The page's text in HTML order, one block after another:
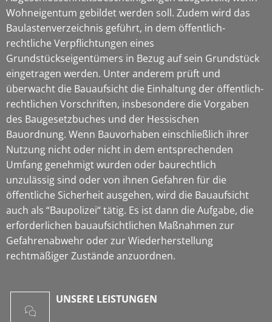
Wohneigentum gebildet werden soll. Zudem wird das
Baulastenverzeichnis geführt, in dem öffentlich-
rechtliche Verpflichtungen eines
Grundstückseigentümers in Bezug auf sein Grundstück
eingetragen werden. Unter anderem prüft und
überwacht die Bauaufsicht die Einhaltung der öffentlich-
rechtlichen Vorschriften, insbesondere die Vorgaben
des Baugesetzbuches und der Hessischen
Bauordnung. Wenn Bauvorhaben einschließlich ihrer
Nutzung nicht oder nicht in dem entsprechenden
Umfang genehmigt wurden oder baurechtlich
unzulässig sind oder von ihnen Gefahren für die
öffentliche Sicherheit ausgehen, wird die Bauaufsicht
auch als “Baupolizei“ tätig. Es ist dann die Aufgabe, die
erforderlichen bauaufsichtlichen Maßnahmen zur
Gefahrenabwehr oder zur Wiederherstellung
rechtmäßiger Zustände anzuordnen.
UNSERE LEISTUNGEN